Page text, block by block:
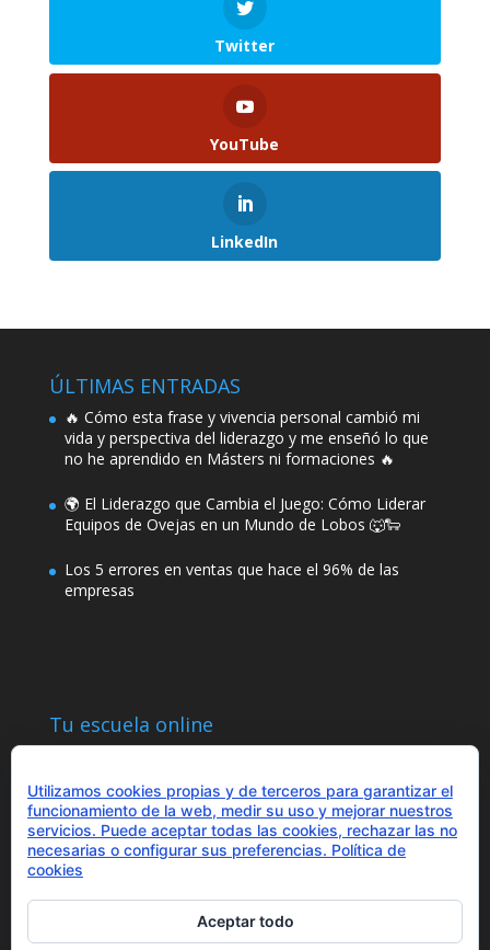
Twitter
YouTube
LinkedIn
ÚLTIMAS ENTRADAS
🔥 Cómo esta frase y vivencia personal cambió mi
vida y perspectiva del liderazgo y me enseñó lo que
no he aprendido en Másters ni formaciones 🔥
🌍 El Liderazgo que Cambia el Juego: Cómo Liderar
Equipos de Ovejas en un Mundo de Lobos 🐺🐑
Los 5 errores en ventas que hace el 96% de las
empresas
Tu escuela online
¿Hablamos?
Utilizamos cookies propias y de terceros para garantizar el
funcionamiento de la web, medir su uso y mejorar nuestros
servicios. Puede aceptar todas las cookies, rechazar las no
necesarias o configurar sus preferencias. Política de
cookies
Aceptar todo